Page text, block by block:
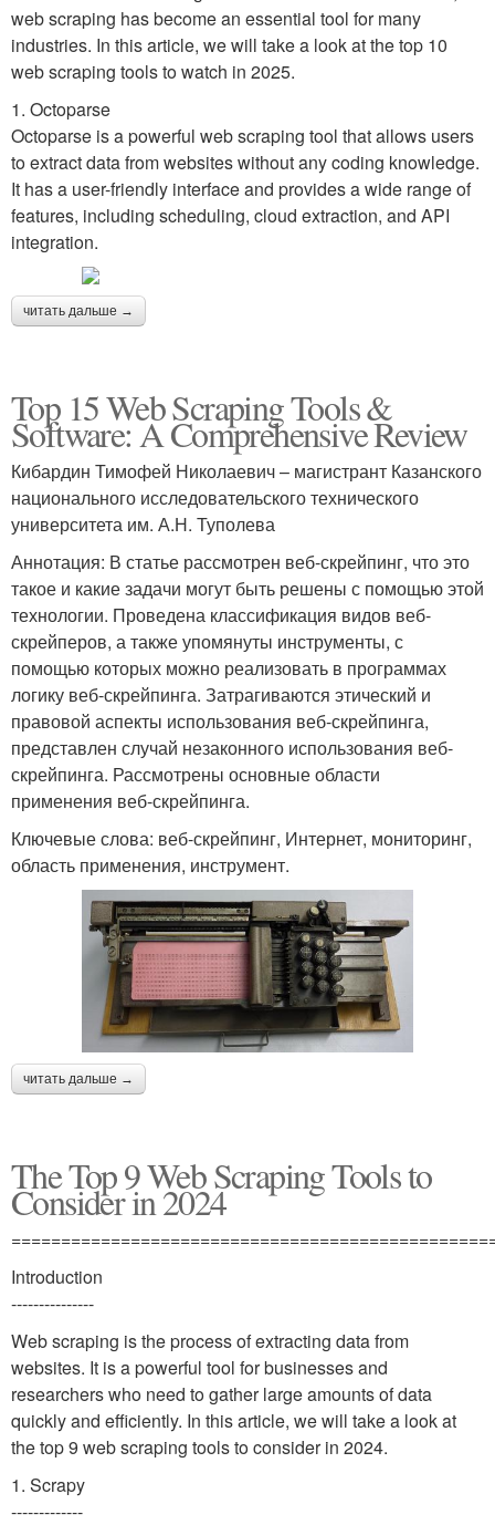
web scraping has become an essential tool for many
industries. In this article, we will take a look at the top 10
web scraping tools to watch in 2025.
1. Octoparse
Octoparse is a powerful web scraping tool that allows users
to extract data from websites without any coding knowledge.
It has a user-friendly interface and provides a wide range of
features, including scheduling, cloud extraction, and API
integration.
читать дальше →
Top 15 Web Scraping Tools &
Software: A Comprehensive Review
Кибардин Тимофей Николаевич – магистрант Казанского
национального исследовательского технического
университета им. А.Н. Туполева
Аннотация: В статье рассмотрен веб-скрейпинг, что это
такое и какие задачи могут быть решены с помощью этой
технологии. Проведена классификация видов веб-
скрейперов, а также упомянуты инструменты, с
помощью которых можно реализовать в программах
логику веб-скрейпинга. Затрагиваются этический и
правовой аспекты использования веб-скрейпинга,
представлен случай незаконного использования веб-
скрейпинга. Рассмотрены основные области
применения веб-скрейпинга.
Ключевые слова: веб-скрейпинг, Интернет, мониторинг,
область применения, инструмент.
читать дальше →
The Top 9 Web Scraping Tools to
Consider in 2024
Introduction
---------------
Web scraping is the process of extracting data from
websites. It is a powerful tool for businesses and
researchers who need to gather large amounts of data
quickly and efficiently. In this article, we will take a look at
the top 9 web scraping tools to consider in 2024.
1. Scrapy
-------------